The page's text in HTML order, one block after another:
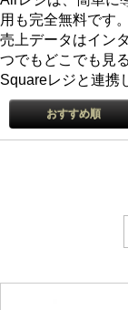
用も完全無料です。
売上データはイン
つでもどこでも見
Squareレジと連携
おすすめ順